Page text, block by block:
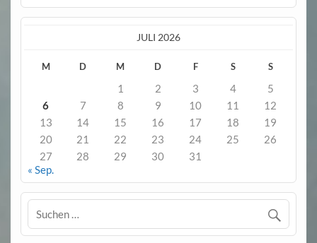
JULI 2026
M D M D F S S
1 2 3 4
5
6
7 8 9 10 11
12
13
14 15 16 17 18
19
20
21 22 23 24 25
26
27
28 29 30
31
« Sep.